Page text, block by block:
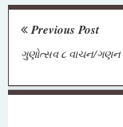
Previous Post
ગુણોત્સવ ૮ વાચન/